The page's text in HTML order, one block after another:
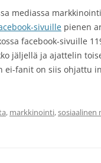
mediassa
sivuille pienen
facebook-sivuille
jäljellä ja ajattelin
fanit on siis ohjattu
, markkinointi,sosiaalinen